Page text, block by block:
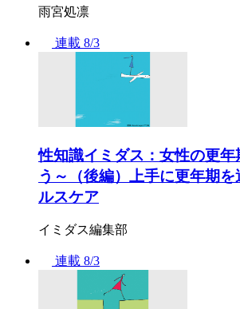
雨宮処凛
連載 8/3
性知識イミダス：女性の更年
う～（後編）上手に更年期
ルスケア
イミダス編集部
連載 8/3